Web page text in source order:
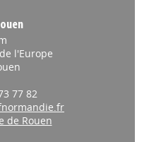
l'Europe
77 82
de Rouen